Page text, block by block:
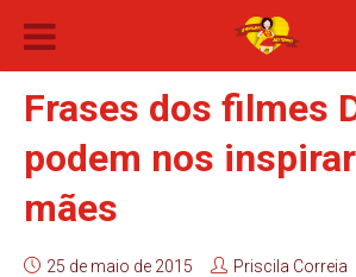
Frases dos filmes
podem nos
mães
25 de maio de 2015 Priscila Correia